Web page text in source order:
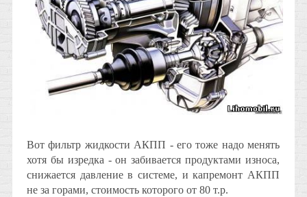
Вот фильтр жидкости АКПП - его тоже надо менять
хотя бы изредка - он забивается продуктами износа,
снижается давление в системе, и капремонт АКПП
не за горами, стоимость которого от 80 т.р.